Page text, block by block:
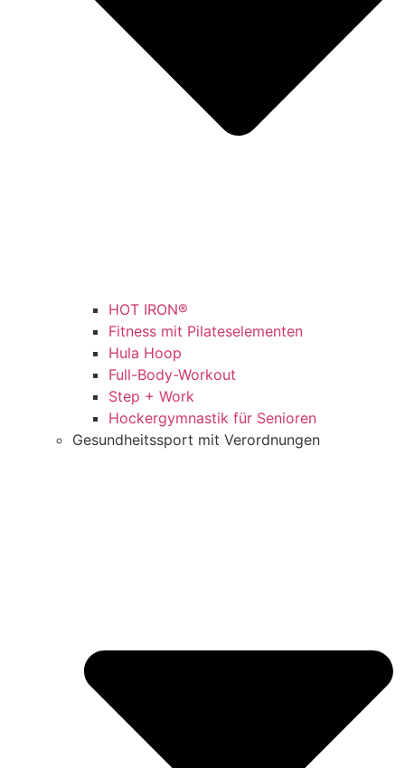
HOT IRON®
Fitness mit Pilateselementen
Hula Hoop
Full-Body-Workout
Step + Work
Hockergymnastik für Senioren
Gesundheitssport mit Verordnungen